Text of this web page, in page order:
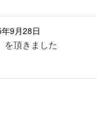
9月28日
を頂きました